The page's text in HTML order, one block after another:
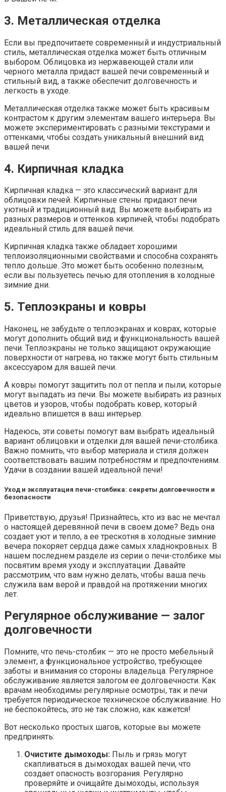
3. Металлическая отделка
Если вы предпочитаете современный и индустриальный
стиль, металлическая отделка может быть отличным
выбором. Облицовка из нержавеющей стали или
черного металла придаст вашей печи современный и
стильный вид, а также обеспечит долговечность и
легкость в уходе.
Металлическая отделка также может быть красивым
контрастом к другим элементам вашего интерьера. Вы
можете экспериментировать с разными текстурами и
оттенками, чтобы создать уникальный внешний вид
вашей печи.
4. Кирпичная кладка
Кирпичная кладка — это классический вариант для
облицовки печей. Кирпичные стены придают печи
уютный и традиционный вид. Вы можете выбирать из
разных размеров и оттенков кирпичей, чтобы подобрать
идеальный стиль для вашей печи.
Кирпичная кладка также обладает хорошими
теплоизоляционными свойствами и способна сохранять
тепло дольше. Это может быть особенно полезным,
если вы пользуетесь печью для отопления в холодные
зимние дни.
5. Теплоэкраны и ковры
Наконец, не забудьте о теплоэкранах и коврах, которые
могут дополнить общий вид и функциональность вашей
печи. Теплоэкраны не только защищают окружающие
поверхности от нагрева, но также могут быть стильным
аксессуаром для вашей печи.
А ковры помогут защитить пол от пепла и пыли, которые
могут выпадать из печи. Вы можете выбирать из разных
цветов и узоров, чтобы подобрать ковер, который
идеально впишется в ваш интерьер.
Надеюсь, эти советы помогут вам выбрать идеальный
вариант облицовки и отделки для вашей печи-столбика.
Важно помнить, что выбор материала и стиля должен
соответствовать вашим потребностям и предпочтениям.
Удачи в создании вашей идеальной печи!
Уход и эксплуатация печи-столбика: секреты долговечности и
безопасности
Приветствую, друзья! Признайтесь, кто из вас не мечтал
о настоящей деревянной печи в своем доме? Ведь она
создает уют и тепло, а ее трескотня в холодные зимние
вечера покоряет сердца даже самых хладнокровных. В
нашем последнем разделе из серии о печи-столбике мы
посвятим время уходу и эксплуатации. Давайте
рассмотрим, что вам нужно делать, чтобы ваша печь
служила вам верой и правдой на протяжении многих
лет.
Регулярное обслуживание — залог
долговечности
Помните, что печь-столбик — это не просто мебельный
элемент, а функциональное устройство, требующее
заботы и внимания со стороны владельца. Регулярное
обслуживание является залогом ее долговечности. Как
врачам необходимы регулярные осмотры, так и печи
требуется периодическое техническое обслуживание. Но
не беспокойтесь, это не так сложно, как кажется!
Вот несколько простых шагов, которые вы можете
предпринять:
Очистите дымоходы: Пыль и грязь могут
скапливаться в дымоходах вашей печи, что
создает опасность возгорания. Регулярно
проверяйте и очищайте дымоходы, используя